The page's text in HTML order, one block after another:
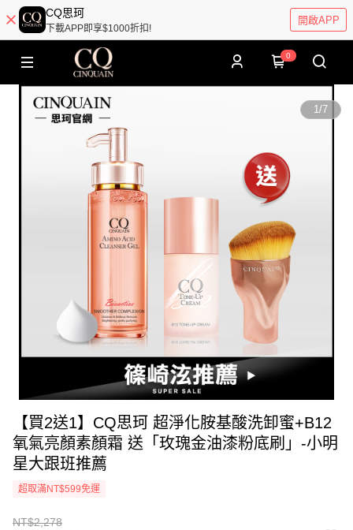
CQ思珂
下載APP即享$1000折扣!
開啟APP
0
1/7
【買2送1】CQ思珂 超淨化胺基酸洗卸蜜+B12
氧氣亮顏素顏霜 送「玫瑰金油漆粉底刷」-小明
星大跟班推薦
超取滿NT$599免運
NT$2,278